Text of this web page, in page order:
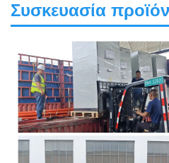
Συσκευασία